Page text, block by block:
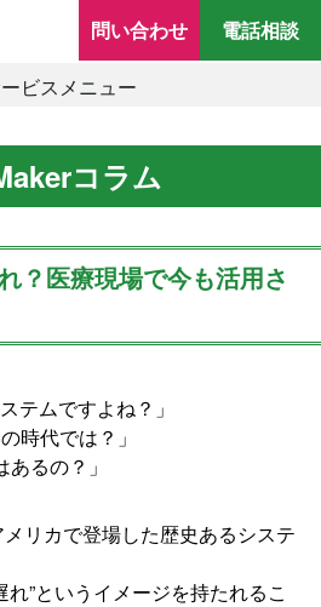
問い合わせ 電話相談
ビスメニュー
コラム
？医療現場で今も活用さ
テムですよね？」
時代では？」
あるの？」
リカで登場した歴史あるシステ
れ”というイメージを持たれるこ